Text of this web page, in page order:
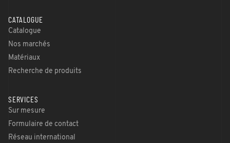
CATALOGUE
Catalogue
Nos marchés
Matériaux
Recherche de produits
SERVICES
Sur mesure
Formulaire de contact
Réseau international